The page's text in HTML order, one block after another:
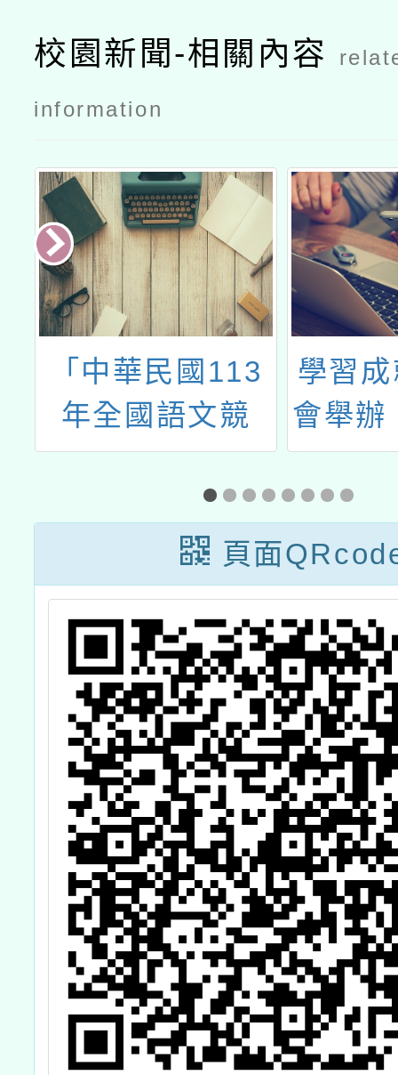
校園新聞-相關內容
information
「中華民國113
年全國語文競
賽」第一階段命
學習
會舉辦
洲
能
頁面